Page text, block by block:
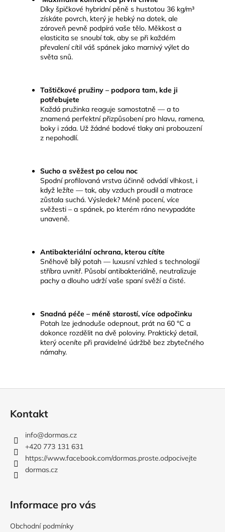
Díky špičkové hybridní pěně s hustotou 36 kg/m³
získáte povrch, který je hebký na dotek, ale
zároveň pevně podpírá vaše tělo. Měkkost a
elasticita se snoubí tak, aby se při každém
převalení cítil váš spánek jako marnivý výlet do
světa snů.
Taštičkové pružiny – podpora tam, kde ji
potřebujete
Každá pružinka reaguje samostatně — a to
znamená perfektní přizpůsobení pro hlavu, ramena,
boky i záda. Už žádné bodové tlaky ani probouzení
z nepohodlí.
Sucho a svěžest po celou noc
Spodní profilovaná vrstva účinně odvádí vlhkost, i
když ležíte — tak, aby vzduch proudil a matrace
zůstala suchá. Výsledek? Méně pocení, více
svěžesti – a spánek, po kterém ráno nevypadáte
unaveně.
Antibakteriální ochrana, kterou cítíte
Sněhově bílý potah — luxusní vzhled s technologií
stříbra uvnitř. Působí antibakteriálně, neutralizuje
pachy a dlouho udrží vaše spaní svěží a čisté.
Snadná péče – méně starostí, více odpočinku
Potah lze jednoduše odepnout, prát na 60 °C a
dokonce rozdělit na dvě poloviny. Praktický detail,
který oceníte při pravidelné údržbě bez zbytečného
námahy.
Kontakt
info@dormas.cz
+420 773 131 631
https://www.facebook.com/dormas.proste.odpocivejte
dormas.cz
Informace pro vás
Obchodní podmínky